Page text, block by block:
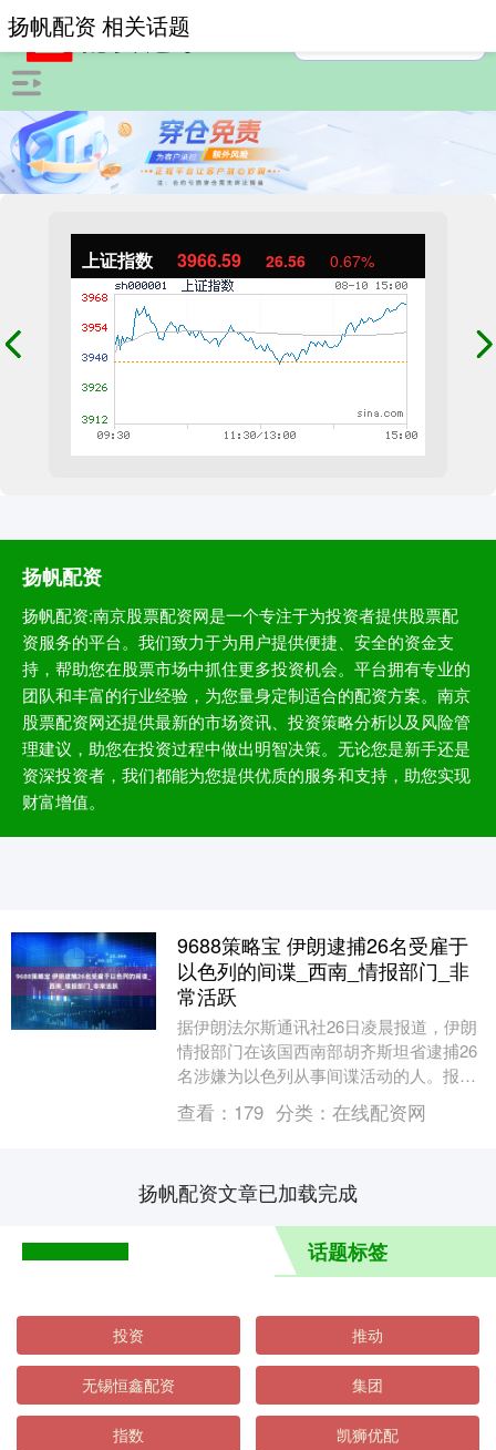
上证指数 3966.59 26.56 0.67%
扬帆配资
扬帆配资:南京股票配资网是一个专注于为投资者提供股票配
资服务的平台。我们致力于为用户提供便捷、安全的资金支
持，帮助您在股票市场中抓住更多投资机会。平台拥有专业的
团队和丰富的行业经验，为您量身定制适合的配资方案。南京
股票配资网还提供最新的市场资讯、投资策略分析以及风险管
理建议，助您在投资过程中做出明智决策。无论您是新手还是
资深投资者，我们都能为您提供优质的服务和支持，助您实现
财富增值。
扬帆配资 相关话题
9688策略宝 伊朗逮捕26名受雇于
以色列的间谍_西南_情报部门_非
常活跃
据伊朗法尔斯通讯社26日凌晨报道，伊朗
情报部门在该国西南部胡齐斯坦省逮捕26
名涉嫌为以色列从事间谍活动的人。报道
没有提到逮捕时间。 据这家通讯社25日报
道，自以....
查看： 179 分类： 在线配资网
扬帆配资文章已加载完成
话题标签
投资 推动
无锡恒鑫配资 集团
指数 凯狮优配